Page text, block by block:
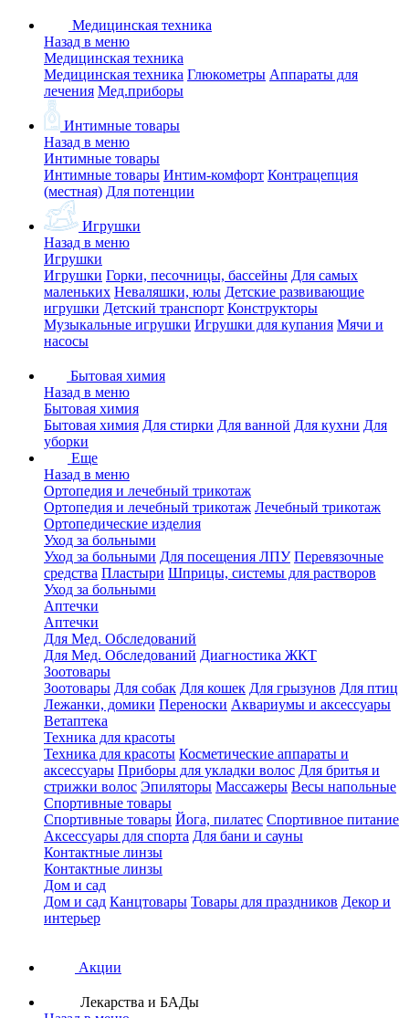
Медицинская техника
Назад в меню
Медицинская техника
Медицинская техника Глюкометры Аппараты для
лечения Мед.приборы
Интимные товары
Назад в меню
Интимные товары
Интимные товары Интим-комфорт Контрацепция
(местная) Для потенции
Игрушки
Назад в меню
Игрушки
Игрушки Горки, песочницы, бассейны Для самых
маленьких Неваляшки, юлы Детские развивающие
игрушки Детский транспорт Конструкторы
Музыкальные игрушки Игрушки для купания Мячи и
насосы
Бытовая химия
Назад в меню
Бытовая химия
Бытовая химия Для стирки Для ванной Для кухни Для
уборки
Еще
Назад в меню
Ортопедия и лечебный трикотаж
Ортопедия и лечебный трикотаж Лечебный трикотаж
Ортопедические изделия
Уход за больными
Уход за больными Для посещения ЛПУ Перевязочные
средства Пластыри Шприцы, системы для растворов
Уход за больными
Аптечки
Аптечки
Для Мед. Обследований
Для Мед. Обследований Диагностика ЖКТ
Зоотовары
Зоотовары Для собак Для кошек Для грызунов Для птиц
Лежанки, домики Переноски Аквариумы и аксессуары
Ветаптека
Техника для красоты
Техника для красоты Косметические аппараты и
аксессуары Приборы для укладки волос Для бритья и
стрижки волос Эпиляторы Массажеры Весы напольные
Спортивные товары
Спортивные товары Йога, пилатес Спортивное питание
Аксессуары для спорта Для бани и сауны
Контактные линзы
Контактные линзы
Дом и сад
Дом и сад Канцтовары Товары для праздников Декор и
интерьер
Акции
Лекарства и БАДы